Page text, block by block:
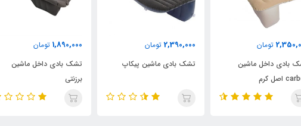
2,390,000 تومان
تشک بادی ماشین پیکاپ
1,890,000 تومان
تشک بادی داخل ماشین
2,390,000 تومان
تشک بادی ماشین